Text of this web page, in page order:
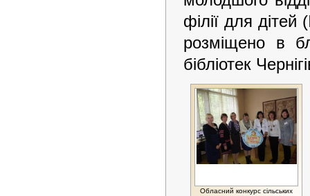
філії для
розміщено в
бібліотек
Обласний конкурс сільських